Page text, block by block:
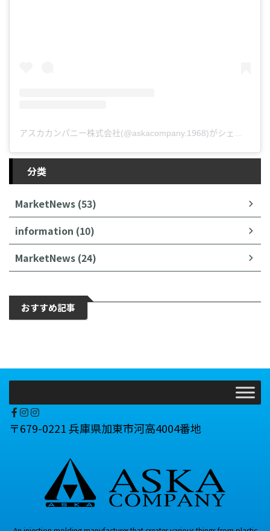
分类
MarketNews (53)
information (10)
MarketNews (24)
おすすめ記事
〒679-0221 兵庫県加東市河高4004番地